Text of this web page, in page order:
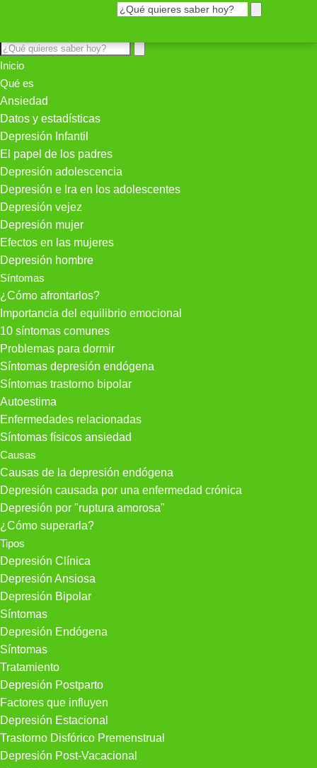
Inicio
Qué es
Ansiedad
Datos y estadísticas
Depresión Infantil
El papel de los padres
Depresión adolescencia
Depresión e Ira en los adolescentes
Depresión vejez
Depresión mujer
Efectos en las mujeres
Depresión hombre
Síntomas
¿Cómo afrontarlos?
Importancia del equilibrio emocional
10 síntomas comunes
Problemas para dormir
Síntomas depresión endógena
Síntomas trastorno bipolar
Autoestima
Enfermedades relacionadas
Síntomas físicos ansiedad
Causas
Causas de la depresión endógena
Depresión causada por una enfermedad crónica
Depresión por "ruptura amorosa"
¿Cómo superarla?
Tipos
Depresión Clínica
Depresión Ansiosa
Depresión Bipolar
Síntomas
Depresión Endógena
Síntomas
Tratamiento
Depresión Postparto
Factores que influyen
Depresión Estacional
Trastorno Disfórico Premenstrual
Depresión Post-Vacacional